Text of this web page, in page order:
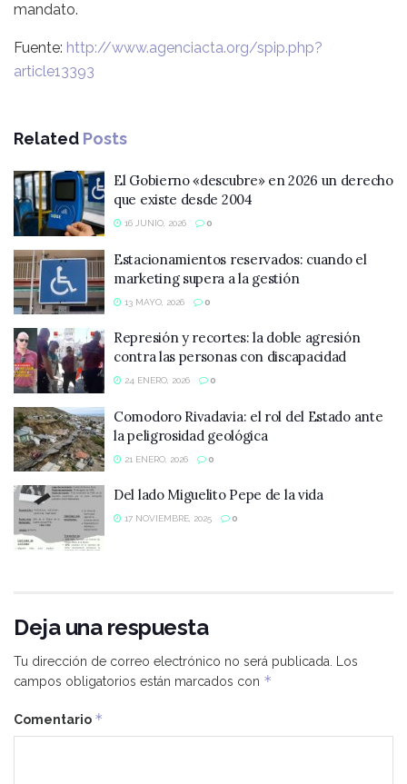
mandato.
Fuente: http://www.agenciacta.org/spip.php?
article13393
Related Posts
El Gobierno «descubre» en 2026 un derecho
que existe desde 2004
16 JUNIO, 2026 0
Estacionamientos reservados: cuando el
marketing supera a la gestión
13 MAYO, 2026 0
Represión y recortes: la doble agresión
contra las personas con discapacidad
24 ENERO, 2026 0
Comodoro Rivadavia: el rol del Estado ante
la peligrosidad geológica
21 ENERO, 2026 0
Del lado Miguelito Pepe de la vida
17 NOVIEMBRE, 2025 0
Deja una respuesta
Tu dirección de correo electrónico no será publicada.
Los
campos obligatorios están marcados con *
Comentario *